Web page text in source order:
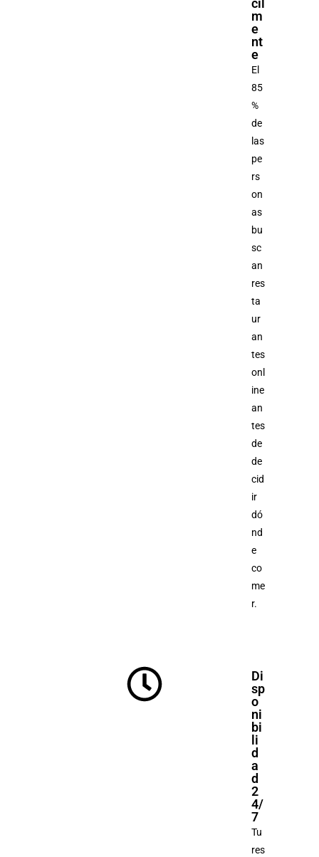
cil
m
e
nt
e
El
85
%
de
las
pe
rs
on
as
bu
sc
an
res
ta
ur
an
tes
onl
ine
an
tes
de
de
cid
ir
dó
nd
e
co
me
r.
Di
sp
o
ni
bi
li
d
a
d
2
4/
7
Tu
res